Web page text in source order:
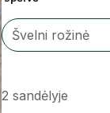
2 sandėlyje